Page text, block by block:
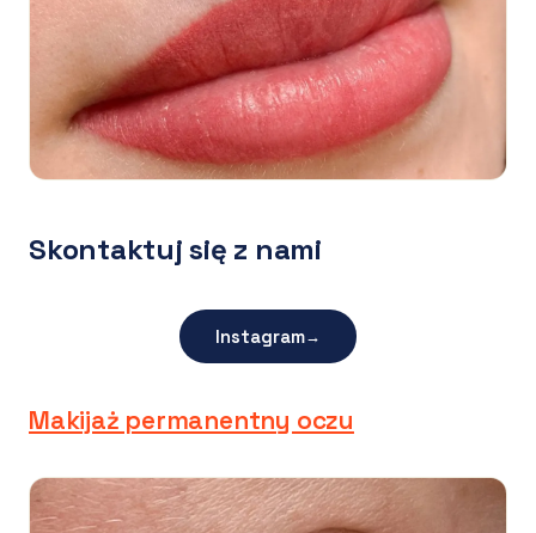
Skontaktuj się z nami
Instagram→
Makijaż permanentny oczu